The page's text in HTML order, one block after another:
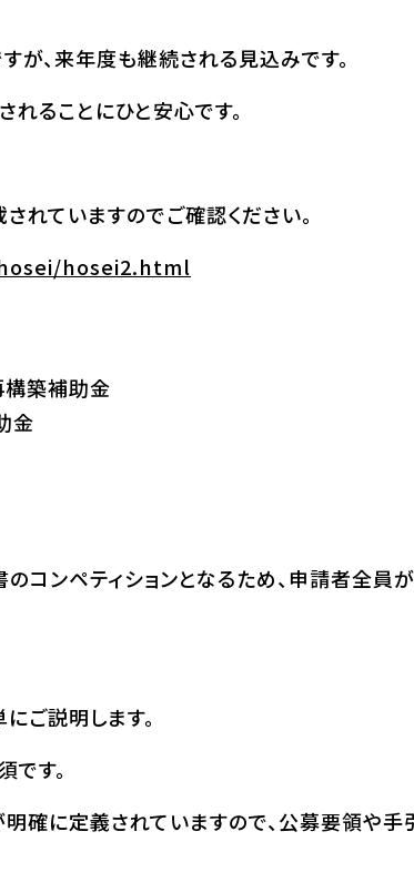
、来年度も継続される見込みです。
ることにひと安心です。
ていますのでご確認ください。
hosei2.html
築補助金
金
コンペティションとなるため、申請者全員
ご説明します。
す。
確に定義されていますので、公募要領や手